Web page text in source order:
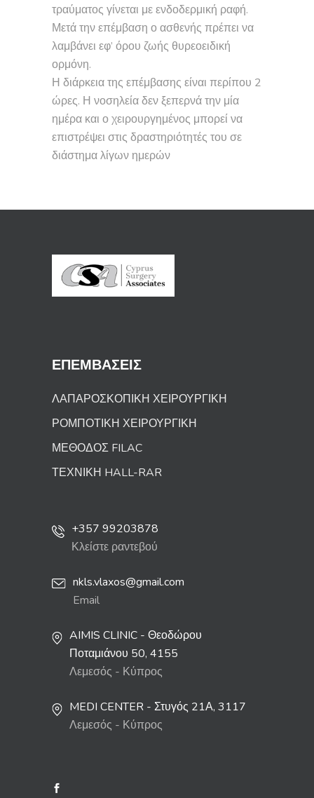
τραύματος γίνεται με ενδοδερμική ραφή.
Μετά την επέμβαση ο ασθενής πρέπει να
λαμβάνει εφ’ όρου ζωής θυρεοειδική
ορμόνη.
Η διάρκεια της επέμβασης είναι περίπου 2
ώρες. Η νοσηλεία δεν ξεπερνά την μία
ημέρα και ο χειρουργημένος μπορεί να
επιστρέψει στις δραστηριότητές του σε
διάστημα λίγων ημερών
ΕΠΕΜΒΑΣΕΙΣ
ΛΑΠΑΡΟΣΚΟΠΙΚΗ ΧΕΙΡΟΥΡΓΙΚΗ
ΡΟΜΠΟΤΙΚΗ ΧΕΙΡΟΥΡΓΙΚΗ
ΜΕΘΟΔΟΣ FILAC
ΤΕΧΝΙΚΗ HALL-RAR
+357 99203878
Κλείστε ραντεβού
nkls.vlaxos@gmail.com
Email
AIMIS CLINIC - Θεοδώρου
Ποταμιάνου 50, 4155
Λεμεσός - Κύπρος
MEDI CENTER - Στυγός 21Α, 3117
Λεμεσός - Κύπρος